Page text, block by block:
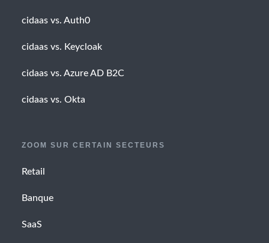
cidaas vs. Auth0
cidaas vs. Keycloak
cidaas vs. Azure AD B2C
cidaas vs. Okta
ZOOM SUR CERTAIN SECTEURS
Retail
Banque
SaaS